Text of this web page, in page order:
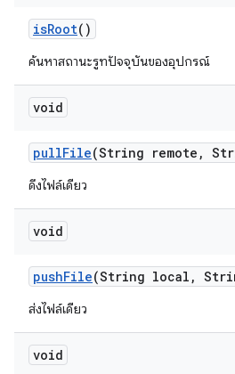
isRoot()
ค้นหาสถานะรูทปัจจุบันของอุปกรณ์
void
pullFile(String remote ,
ดึงไฟล์เดียว
void
pushFile(String local ,
ส่งไฟล์เดียว
void